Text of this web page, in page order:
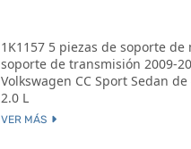
1K1157 5 piezas de soporte de
soporte de transmisión 2009-
Volkswagen CC Sport Sedan
2.0 L
VER MÁS